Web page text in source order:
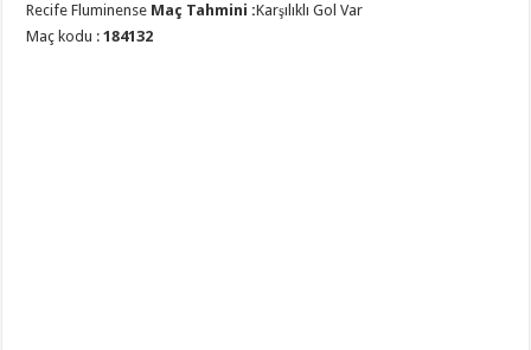
Recife Fluminense Maç Tahmini :Karşılıklı Gol Var
Maç kodu :184132